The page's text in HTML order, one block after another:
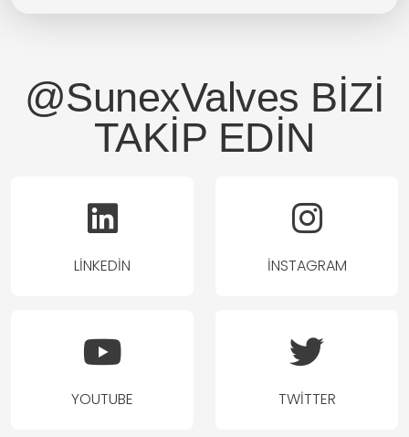
@SunexValves BİZİ
TAKİP EDİN
LINKEDIN İNSTAGRAM
YOUTUBE TWITTER